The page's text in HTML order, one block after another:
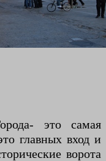
это самая
главных вход и
ворота